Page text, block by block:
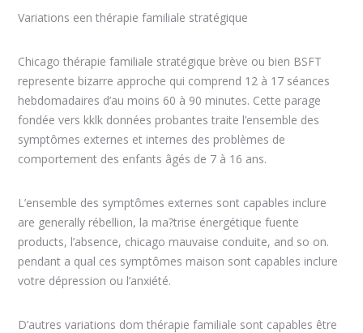
Variations een thérapie familiale stratégique
Chicago thérapie familiale stratégique brève ou bien BSFT
represente bizarre approche qui comprend 12 à 17 séances
hebdomadaires d’au moins 60 à 90 minutes. Cette parage
fondée vers kklk données probantes traite l’ensemble des
symptômes externes et internes des problèmes de
comportement des enfants âgés de 7 à 16 ans.
L’ensemble des symptômes externes sont capables inclure
are generally rébellion, la ma?trise énergétique fuente
products, l’absence, chicago mauvaise conduite, and so on.
pendant a qual ces symptômes maison sont capables inclure
votre dépression ou l’anxiété.
D’autres variations dom thérapie familiale sont capables être